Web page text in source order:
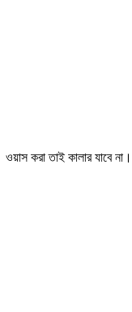
ওয়াস করা তাই কালার যাবে না।